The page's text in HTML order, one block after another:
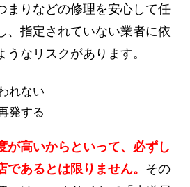
まりなどの修理を安心して任
、指定されていない業者に依
なリスクがあります。
れない
発する
が高いからといって、必ずし
であるとは限りません。 その